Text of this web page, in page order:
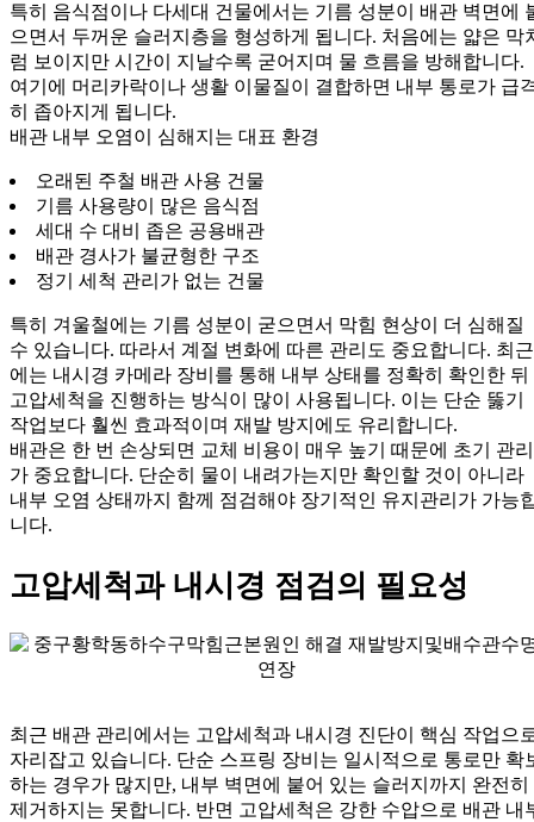
특히 음식점이나 다세대 건물에서는 기름 성분이 배관 벽면에
으면서 두꺼운 슬러지층을 형성하게 됩니다. 처음에는 얇은 막
럼 보이지만 시간이 지날수록 굳어지며 물 흐름을 방해합니다.
여기에 머리카락이나 생활 이물질이 결합하면 내부 통로가 급
히 좁아지게 됩니다.
배관 내부 오염이 심해지는 대표 환경
오래된 주철 배관 사용 건물
기름 사용량이 많은 음식점
세대 수 대비 좁은 공용배관
배관 경사가 불균형한 구조
정기 세척 관리가 없는 건물
특히 겨울철에는 기름 성분이 굳으면서 막힘 현상이 더 심해질
수 있습니다. 따라서 계절 변화에 따른 관리도 중요합니다. 최근
에는 내시경 카메라 장비를 통해 내부 상태를 정확히 확인한 뒤
고압세척을 진행하는 방식이 많이 사용됩니다. 이는 단순 뚫기
작업보다 훨씬 효과적이며 재발 방지에도 유리합니다.
배관은 한 번 손상되면 교체 비용이 매우 높기 때문에 초기 관리
가 중요합니다. 단순히 물이 내려가는지만 확인할 것이 아니라
내부 오염 상태까지 함께 점검해야 장기적인 유지관리가 가능
니다.
고압세척과 내시경 점검의 필요성
최근 배관 관리에서는 고압세척과 내시경 진단이 핵심 작업으
자리잡고 있습니다. 단순 스프링 장비는 일시적으로 통로만 확
하는 경우가 많지만, 내부 벽면에 붙어 있는 슬러지까지 완전히
제거하지는 못합니다. 반면 고압세척은 강한 수압으로 배관 내